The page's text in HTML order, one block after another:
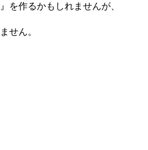
を作るかもしれませんが、
せん。